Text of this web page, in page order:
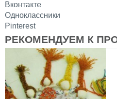
Вконтакте
Одноклассники
Pinterest
РЕКОМЕНДУЕМ К